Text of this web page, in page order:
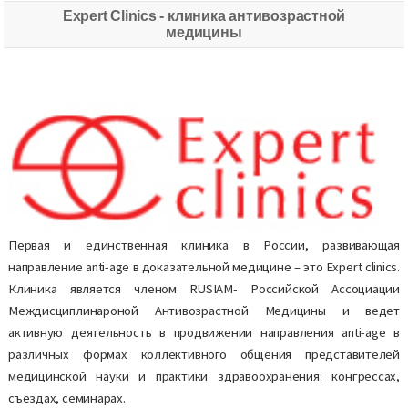
Expert Clinics - клиника антивозрастной
медицины
Первая и единственная клиника в России, развивающая
направление anti-age в доказательной медицине – это Expert clinics.
Клиника является членом RUSIAM- Российской Ассоциации
Междисциплинароной Антивозрастной Медицины и ведет
активную деятельность в продвижении направления anti-age в
различных формах коллективного общения представителей
медицинской науки и практики здравоохранения: конгрессах,
съездах, семинарах.